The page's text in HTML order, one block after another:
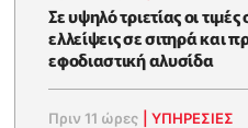
Σε υψηλό τριετίας οι
ελλείψεις σε σιτηρά και
εφοδιαστική αλυσίδα
Πριν 11 ώρες |ΥΠΗΡΕΣΙΕΣ